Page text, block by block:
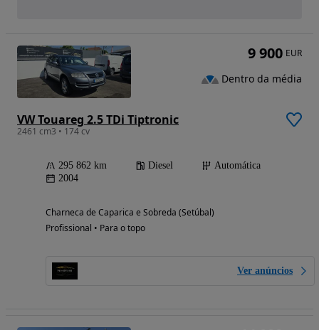
VW Touareg 2.5 TDi Tiptronic
2461 cm3 • 174 cv
295 862 km Diesel
Automática
2004
Charneca de Caparica e Sobreda (Setúbal)
Profissional • Para o topo
Ver anúncios
9 900 EUR
Dentro da média